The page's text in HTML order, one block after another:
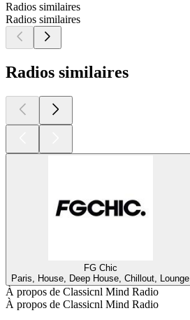
Radios similaires
Radios similaires
Radios similaires
FG Chic
Paris, House, Deep House, Chillout, Lounge
À propos de Classicnl Mind Radio
À propos de Classicnl Mind Radio